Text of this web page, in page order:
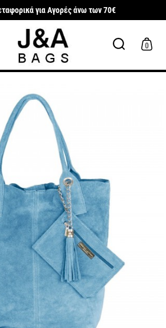
για Αγορές άνω των 70€
0